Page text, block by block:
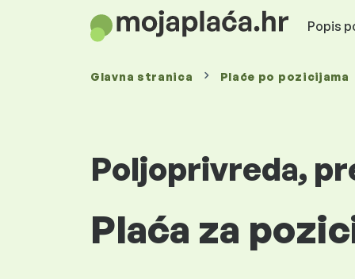
Popis
Glavna stranica Plaće po pozicijama
Poljoprivreda,
Plaća za